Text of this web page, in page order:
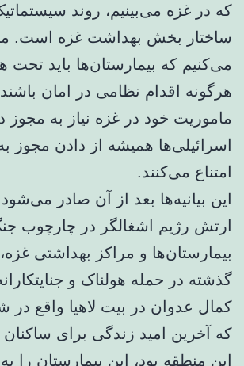
که در غزه می‌بینیم، روند
ساختار بخش بهداشت غزه است.
می‌کنیم که بیمارستان‌ها باید تحت
هرگونه اقدام نظامی در امان
ماموریت خود در غزه نیاز به مجوز
اسرائیلی‌ها همیشه از دادن مجوز
امتناع می‌کنند.
این بیانیه‌ها بعد از آن صادر
ارتش رژیم اشغالگر در چارچوب
بیمارستان‌ها و مراکز بهداشتی
گذشته در حمله هولناک و
کمال عدوان در بیت لاهیا واقع در
که آخرین امید زندگی برای
این منطقه بود، این بیمارستان را